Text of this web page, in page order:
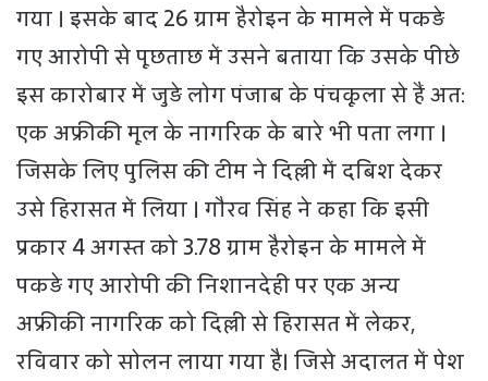
गया । इसके बाद 26 ग्राम हैरोइन के मामले में पकड़े
गए आरोपी से पूछताछ में उसने बताया कि उसके पीछे
इस कारोबार में जुड़े लोग पंजाब के पंचकूला से हैं अत:
एक अफ्रीकी मूल के नागरिक के बारे भी पता लगा ।
जिसके लिए पुलिस की टीम ने दिल्ली में दबिश देकर
उसे हिरासत में लिया । गौरव सिंह ने कहा कि इसी
प्रकार 4 अगस्त को 3.78 ग्राम हैरोइन के मामले में
पकड़े गए आरोपी की निशानदेही पर एक अन्य
अफ्रीकी नागरिक को दिल्ली से हिरासत में लेकर,
रविवार को सोलन लाया गया है। जिसे अदालत में पेश